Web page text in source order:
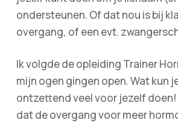
ondersteunen. Of dat nou is bij
overgang, of een evt.
Ik volgde de opleiding Trainer
mijn ogen gingen open. Wat kun
ontzettend veel voor jezelf doen!
dat de overgang voor meer